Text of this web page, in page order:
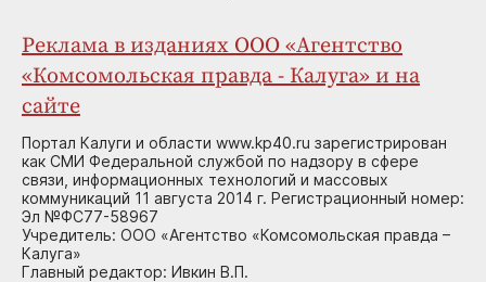
Реклама в изданиях ООО «Агентство
«Комсомольская правда - Калуга» и на
сайте
Портал Калуги и области www.kp40.ru зарегистрирован
как СМИ Федеральной службой по надзору в сфере
связи, информационных технологий и массовых
коммуникаций 11 августа 2014 г. Регистрационный номер:
Эл №ФС77-58967
Учредитель: ООО «Агентство «Комсомольская правда –
Калуга»
Главный редактор: Ивкин В.П.